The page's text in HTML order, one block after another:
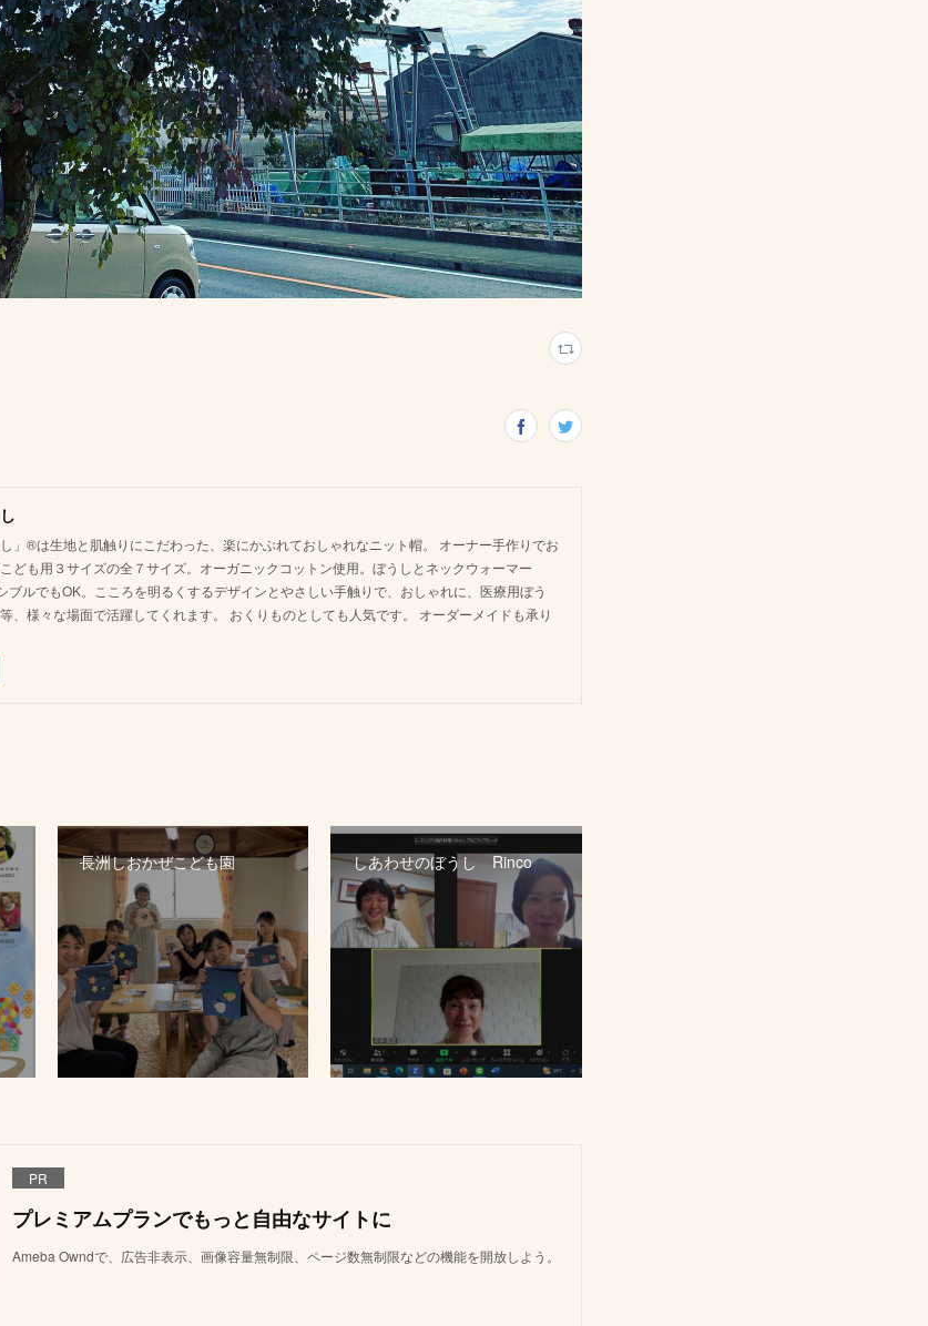
し」®は生地と肌触りにこだわった、楽にかぶれておしゃれなニット帽。 オーナー手作りでお
ども用３サイズの全７サイズ。オーガニックコットン使用。ぼうしとネックウォーマー
ブルでもOK。こころを明るくするデザインとやさしい手触りで、おしゃれに、医療用ぼう
、様々な場面で活躍してくれます。 おくりものとしても人気です。 オーダーメイドも承り
長洲しおかぜこども園 しあわせのぼうし Rinco
PR
プレミアムプランでもっと自由なサイトに
Ameba Owndで、広告非表示、画像容量無制限、ページ数無制限などの機能を開放しよう。